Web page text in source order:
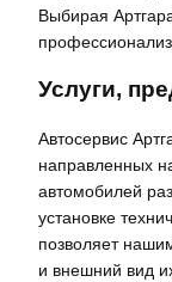
Выбирая
Услуги‚
Автосервис
направленных
автомобилей
установке
позволяет
и внешний вид